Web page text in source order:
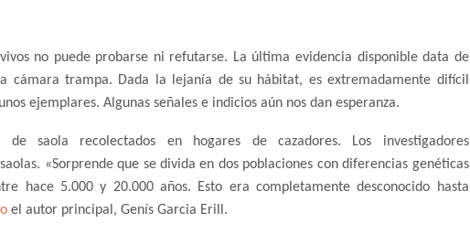
no puede probarse ni refutarse. La última evidencia disponible data de
cámara trampa. Dada la lejanía de su hábitat, es extremadamente difícil
ejemplares. Algunas señales e indicios aún nos dan esperanza.
saola recolectados en hogares de cazadores. Los investigadores
«Sorprende que se divida en dos poblaciones con diferencias genéticas
hace 5.000 y 20.000 años. Esto era completamente desconocido hasta
el autor principal, Genís Garcia Erill.